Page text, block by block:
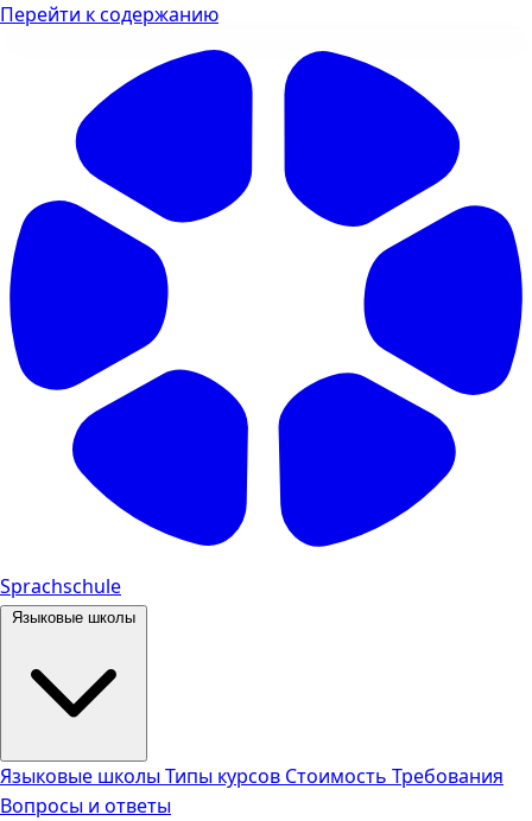
Перейти к содержанию
Sprachschule
Языковые школы
Языковые школыТипы курсов Стоимость Требования
Вопросы и ответы